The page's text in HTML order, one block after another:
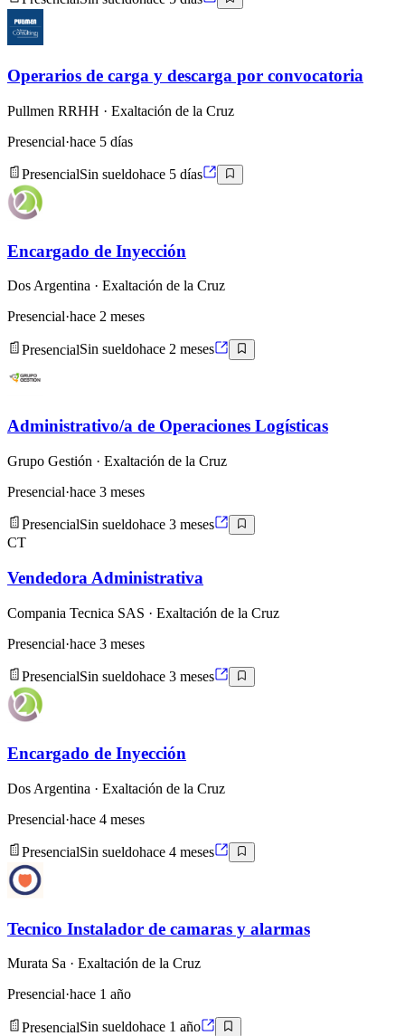
Operarios de carga y descarga por convocatoria
Pullmen RRHH · Exaltación de la Cruz
Presencial·hace 5 días
PresencialSin sueldohace 5 días
Encargado de Inyección
Dos Argentina · Exaltación de la Cruz
Presencial·hace 2 meses
PresencialSin sueldohace 2 meses
Administrativo/a de Operaciones Logísticas
Grupo Gestión · Exaltación de la Cruz
Presencial·hace 3 meses
PresencialSin sueldohace 3 meses
CT
Vendedora Administrativa
Compania Tecnica SAS · Exaltación de la Cruz
Presencial·hace 3 meses
PresencialSin sueldohace 3 meses
Encargado de Inyección
Dos Argentina · Exaltación de la Cruz
Presencial·hace 4 meses
PresencialSin sueldohace 4 meses
Tecnico Instalador de camaras y alarmas
Murata Sa · Exaltación de la Cruz
Presencial·hace 1 año
PresencialSin sueldohace 1 año